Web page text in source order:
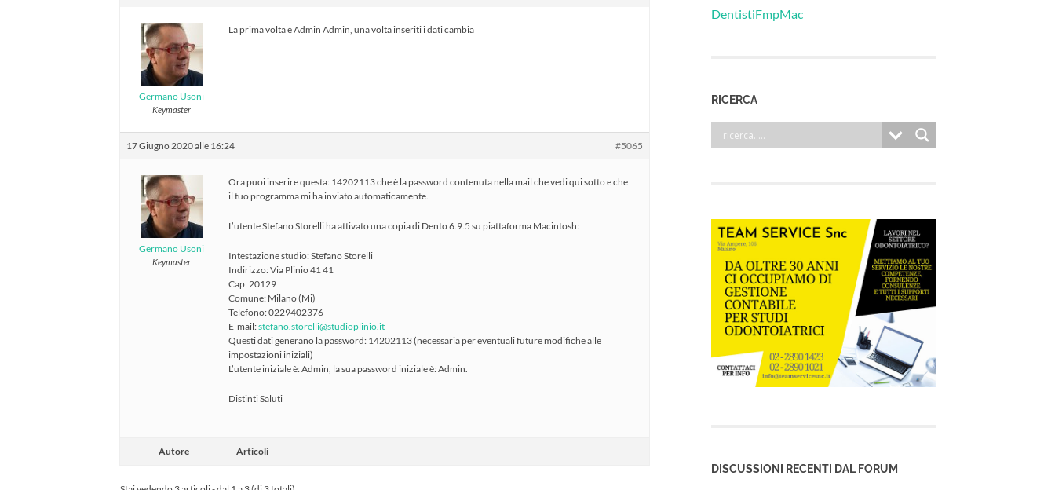
Germano Usoni
Keymaster
La prima volta è Admin Admin, una volta inseriti i dati cambia
17 Giugno 2020 alle 16:24 #5065
Germano Usoni
Keymaster
Ora puoi inserire questa: 14202113 che è la password contenuta nella mail che vedi qui sotto e che
il tuo programma mi ha inviato automaticamente.
L’utente Stefano Storelli ha attivato una copia di Dento 6.9.5 su piattaforma Macintosh:
Intestazione studio: Stefano Storelli
Indirizzo: Via Plinio 41 41
Cap: 20129
Comune: Milano (Mi)
Telefono: 0229402376
E-mail:stefano.storelli@studioplinio.it
Questi dati generano la password: 14202113 (necessaria per eventuali future modifiche alle
impostazioni iniziali)
L’utente iniziale è: Admin, la sua password iniziale è: Admin.
Distinti Saluti
Autore Articoli
DentistiFmpMac
RICERCA
DISCUSSIONI RECENTI DAL FORUM